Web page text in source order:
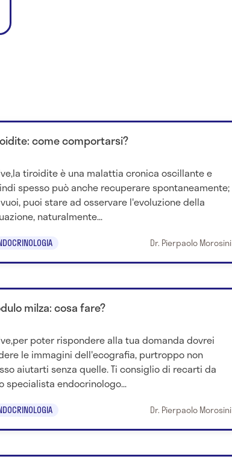
come comportarsi?
tiroidite è una malattia cronica oscillante e
spesso può anche recuperare spontaneamente;
puoi stare ad osservare l'evoluzione della
naturalmente...
Dr. Pierpaolo Morosini
milza: cosa fare?
poter rispondere alla tua domanda dovrei
le immagini dell'ecografia, purtroppo non
aiutarti senza quelle. Ti consiglio di recarti da
specialista endocrinologo...
Dr. Pierpaolo Morosini